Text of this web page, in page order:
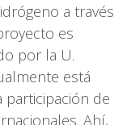
a través
es
por la U.
está
de
Ahí,